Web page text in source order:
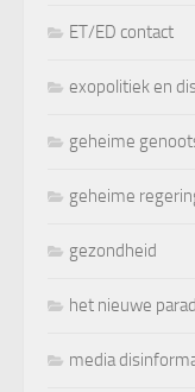
ET/ED contact
exopolitiek en
geheime
geheime
gezondheid
het nieuwe
media